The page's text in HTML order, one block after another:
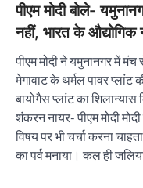
पीएम मोदी बोले-
नहीं, भारत के
पीएम मोदी ने यमुनानगर में
मेगावाट के थर्मल पावर
बायोगैस प्लांट का
शंकरन नायर- पीएम मोदी
विषय पर भी चर्चा करना
का पर्व मनाया। कल ही